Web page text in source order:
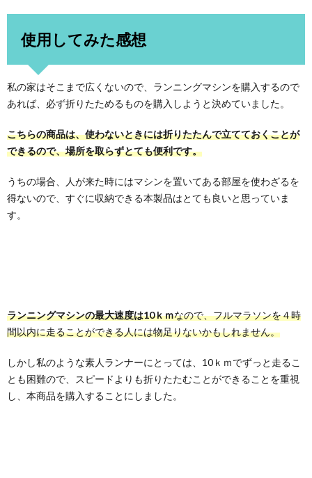
使用してみた感想
私の家はそこまで広くないので、ランニングマシンを購入するので
あれば、必ず折りたためるものを購入しようと決めていました。
こちらの商品は、使わないときには折りたたんで立てておくことが
できるので、場所を取らずとても便利です。
うちの場合、人が来た時にはマシンを置いてある部屋を使わざるを
得ないので、すぐに収納できる本製品はとても良いと思っていま
す。
ランニングマシンの最大速度は10ｋｍなので、フルマラソンを４時
間以内に走ることができる人には物足りないかもしれません。
しかし私のような素人ランナーにとっては、10ｋｍでずっと走るこ
とも困難ので、スピードよりも折りたたむことができることを重視
し、本商品を購入することにしました。